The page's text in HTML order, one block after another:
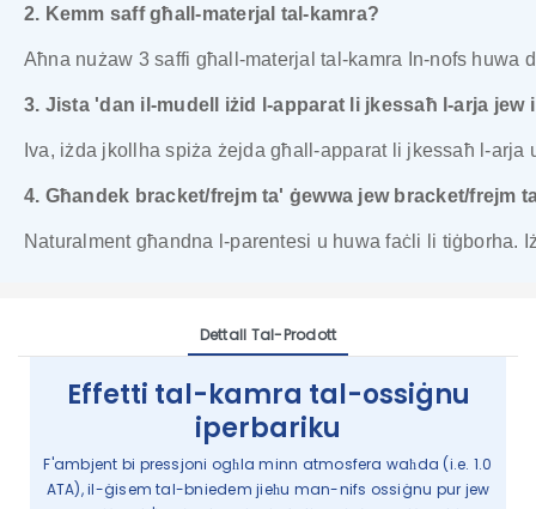
2. Kemm saff għall-materjal tal-kamra?
Aħna nużaw 3 saffi għall-materjal tal-kamra In-nofs huwa
3. Jista 'dan il-mudell iżid l-apparat li jkessaħ l-arja
Iva, iżda jkollha spiża żejda għall-apparat li jkessaħ l-arja
4. Għandek bracket/frejm ta' ġewwa jew bracket/frejm
Naturalment għandna l-parentesi u huwa faċli li tiġborha.
Dettall Tal-Prodott
Effetti tal-kamra tal-ossiġnu
iperbariku
F'ambjent bi pressjoni ogħla minn atmosfera waħda (i.e. 1.0
ATA), il-ġisem tal-bniedem jieħu man-nifs ossiġnu pur jew